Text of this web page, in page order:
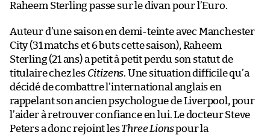
Raheem Sterling passe sur le divan pour l’Euro.
Auteur d’une saison en demi-teinte avec Manchester
City (31 matchs et 6 buts cette saison), Raheem
Sterling (21 ans) a petit à petit perdu son statut de
titulaire chez les Citizens. Une situation difficile qu’a
décidé de combattre l’international anglais en
rappelant son ancien psychologue de Liverpool, pour
l’aider à retrouver confiance en lui. Le docteur Steve
Peters a donc rejoint lesThree Lionspour la